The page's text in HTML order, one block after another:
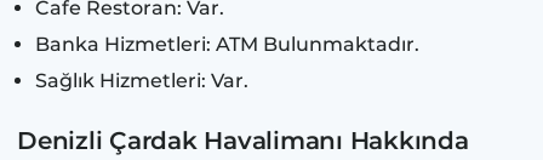
Cafe Restoran: Var.
Banka Hizmetleri: ATM Bulunmaktadır.
Sağlık Hizmetleri: Var.
Denizli Çardak Havalimanı Hakkında